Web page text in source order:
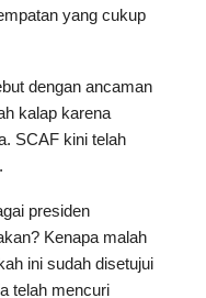
yang cukup
dengan ancaman
kalap karena
SCAF kini telah
presiden
Kenapa malah
ini sudah disetujui
telah mencuri